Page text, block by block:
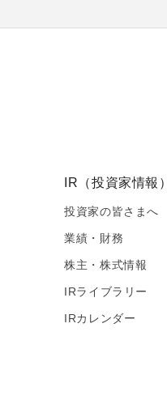
IR（投資家情報）
投資家の皆さまへ
業績・財務
株主・株式情報
IRライブラリー
IRカレンダー